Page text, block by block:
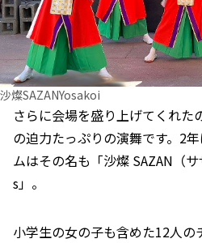
沙燦SAZANYosakoi
さらに会場を盛り上げてくれた
の迫力たっぷりの演舞です。2
ムはその名も「沙燦 SAZAN（
s」。
小学生の女の子も含めた12人の